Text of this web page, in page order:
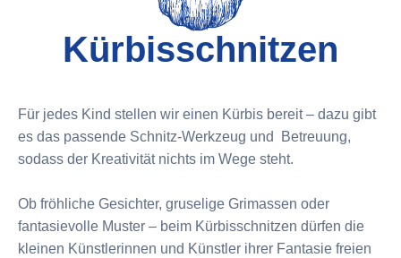
Kürbisschnitzen
Für jedes Kind stellen wir einen Kürbis bereit – dazu gibt
es das passende Schnitz-Werkzeug und Betreuung,
sodass der Kreativität nichts im Wege steht.
Ob fröhliche Gesichter, gruselige Grimassen oder
fantasievolle Muster – beim Kürbisschnitzen dürfen die
kleinen Künstlerinnen und Künstler ihrer Fantasie freien